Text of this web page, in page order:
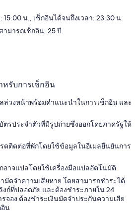
จาน
15:00 น., เช็กอินได้จนถึงเวลา: 23:30 น.
มารถเช็กอิน: 25 ปี
หรับการเช็กอิน
ล่วงหน้าพร้อมคำแนะนำในการเช็กอิน และ
ตรประจำตัวที่​มีรูปถ่ายซึ่งออกโดยภาครัฐให้
ดติดต่อที่พักโดยใช้ข้อมูลในอีเมลยืนยันการ
อาจแปลโดยใช้เครื่องมือแปลอัตโนมัติ
มัดจำความเสียหาย โดยสามารถชำระได้
ก์ที่ปลอดภัย และต้องชำระภายใน 24
จอง ต้องชำระเงินมัดจำประกันความเสีย
อิน